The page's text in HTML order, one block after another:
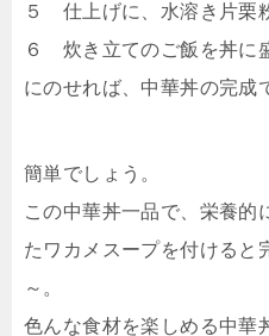
５ 仕上げに、水溶き片栗
６ 炊き立てのご飯を丼に
にのせれば、中華丼の完成
簡単でしょう。
この中華丼一品で、栄養的
たワカメスープを付けると
～。
色んな食材を楽しめる中華